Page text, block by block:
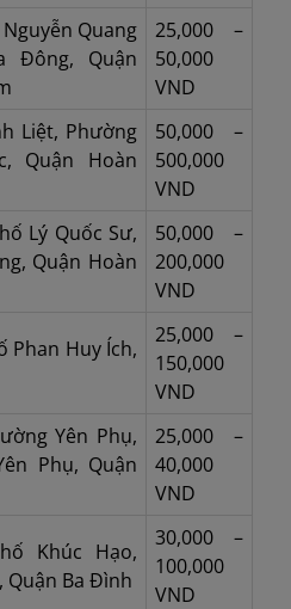
Quang
Đông, Quận
25,000 –
50,000
VND
Liệt, Phường
Quận Hoàn
50,000 –
500,000
VND
Lý Quốc Sư,
Quận Hoàn
50,000 –
200,000
VND
Phan Huy Ích,
25,000 –
150,000
VND
Yên Phụ,
Phụ, Quận
25,000 –
40,000
VND
Khúc Hạo,
Quận Ba Đình
30,000 –
100,000
VND